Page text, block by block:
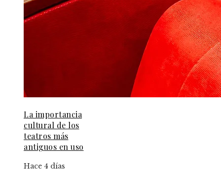
La importancia
cultural de los
teatros más
antiguos en uso
Hace 4 días